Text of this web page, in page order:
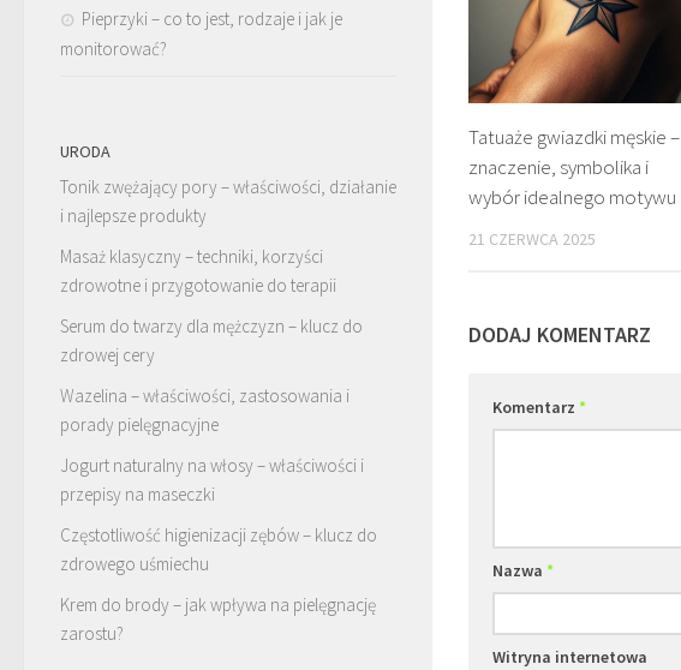
Tatuaże gwiazdki męskie –
znaczenie, symbolika i
wybór idealnego motywu
21 CZERWCA 2025
DODAJ KOMENTARZ
Komentarz *
Nazwa *
Witryna internetowa
Pieprzyki – co to jest, rodzaje i jak je
monitorować?
URODA
Tonik zwężający pory – właściwości, działanie
i najlepsze produkty
Masaż klasyczny – techniki, korzyści
zdrowotne i przygotowanie do terapii
Serum do twarzy dla mężczyzn – klucz do
zdrowej cery
Wazelina – właściwości, zastosowania i
porady pielęgnacyjne
Jogurt naturalny na włosy – właściwości i
przepisy na maseczki
Częstotliwość higienizacji zębów – klucz do
zdrowego uśmiechu
Krem do brody – jak wpływa na pielęgnację
zarostu?